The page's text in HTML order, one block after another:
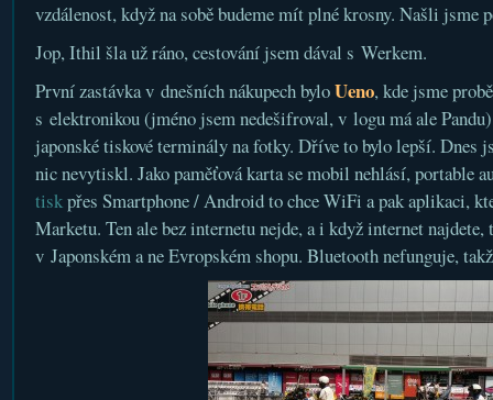
vzdálenost, když na sobě budeme mít plné krosny. Našli jsme
Jop, Ithil šla už ráno, cestování jsem dával s Werkem.
První zastávka v dnešních nákupech byloUeno, kde jsme
s elektronikou (jméno jsem nedešifroval, v logu má ale
japonské tiskové terminály na fotky. Dříve to bylo lepší. Dnes
nic nevytiskl. Jako paměťová karta se mobil nehlásí, portable
tiskpřes Smartphone / Android to chce WiFi a pak aplikaci,
Marketu. Ten ale bez internetu nejde, a i když internet najdete,
v Japonském a ne Evropském shopu. Bluetooth nefunguje,